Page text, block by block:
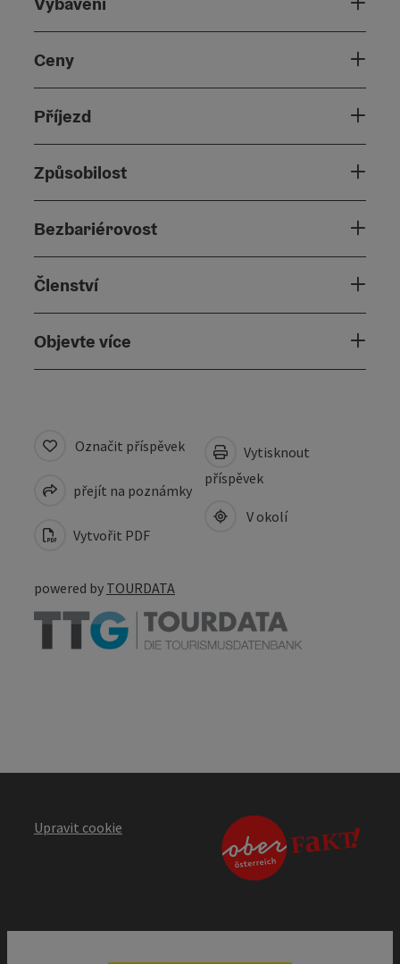
Ceny
Příjezd
Způsobilost
Bezbariérovost
Členství
Objevte více
Označit příspěvek
přejít na poznámky
Vytvořit PDF
Vytisknout
příspěvek
V okolí
powered by TOURDATA
Upravit cookie